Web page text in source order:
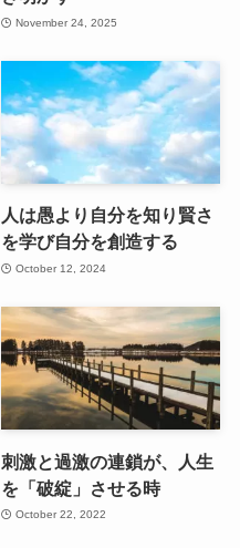
November 24, 2025
人は愚より自分を知り賢さ
を学び自分を創造する
October 12, 2024
刺激と過激の連鎖が、人生
を「破綻」させる時
October 22, 2022